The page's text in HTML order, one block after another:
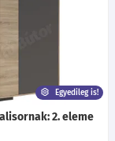
Egyedileg is!
2. eleme